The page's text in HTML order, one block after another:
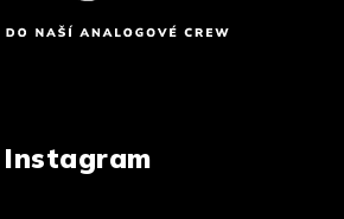
Instagram